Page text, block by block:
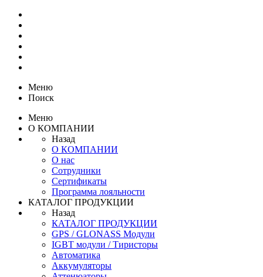
Меню
Поиск
Меню
О КОМПАНИИ
Назад
О КОМПАНИИ
О нас
Сотрудники
Сертификаты
Программа лояльности
КАТАЛОГ ПРОДУКЦИИ
Назад
КАТАЛОГ ПРОДУКЦИИ
GPS / GLONASS Модули
IGBT модули / Тиристоры
Автоматика
Аккумуляторы